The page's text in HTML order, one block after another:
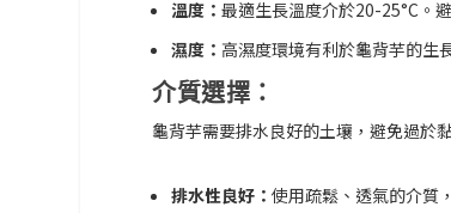
溫度：最適生長溫度介於20-25°C。
濕度： 高濕度環境有利於龜背芋的生
介質選擇：
龜背芋需要排水良好的土壤，避免過於
排水性良好：使用疏鬆、透氣的介質